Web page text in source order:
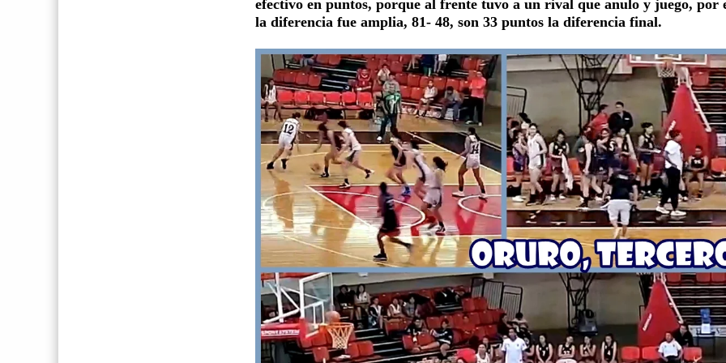
efectivo en puntos, porque al frente tuvo a un rival que anulo y juego, por
la diferencia fue amplia, 81- 48, son 33 puntos la diferencia final.